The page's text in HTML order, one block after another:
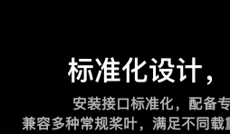
标准化设计
安装接口标准化，配备
兼容多种常规桨叶，满足不同载